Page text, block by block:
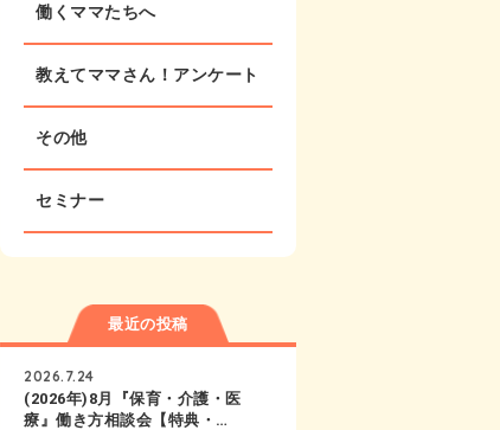
働くママたちへ
教えてママさん！アンケート
その他
セミナー
最近の投稿
2026.7.24
(2026年)8月『保育・介護・医
療』働き方相談会【特典・…